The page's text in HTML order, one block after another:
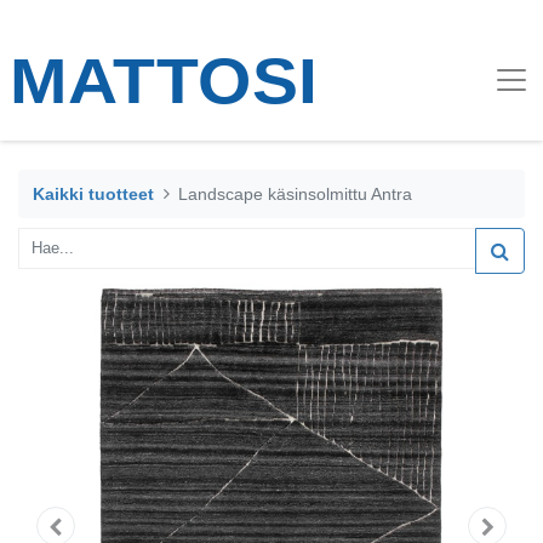
Kaikki tuotteet Landscape käsinsolmittu Antra